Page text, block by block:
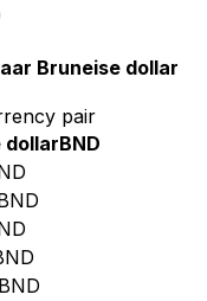
Bruneise dollar
pair
dollarBND
BND